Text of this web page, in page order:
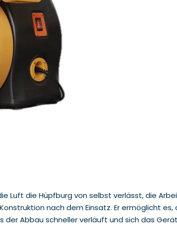
Luft die Hüpfburg von selbst verlässt, die
nach dem Einsatz. Er ermöglicht
Abbau schneller verläuft und sich das